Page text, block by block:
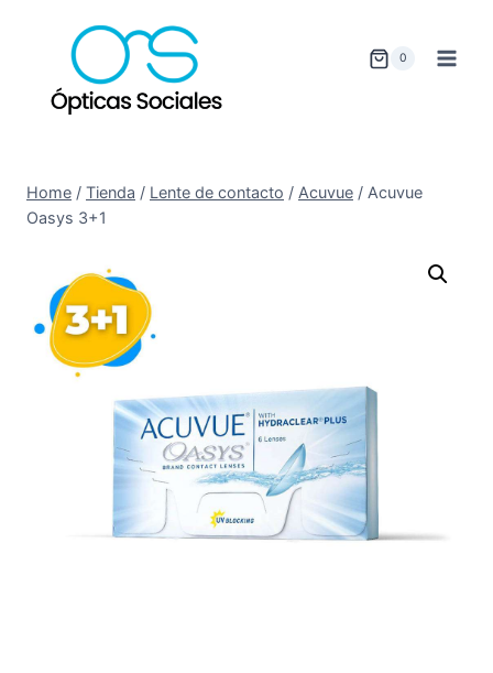
0
Home / Tienda / Lente de contacto / Acuvue / Acuvue
Oasys 3+1